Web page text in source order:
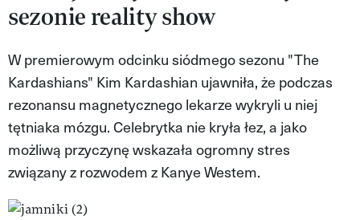
MAGAZYN VIVA!
sezonie reality show
W premierowym odcinku siódmego sezonu "The
Kardashians" Kim Kardashian ujawniła, że podczas
rezonansu magnetycznego lekarze wykryli u niej
tętniaka mózgu. Celebrytka nie kryła łez, a jako
możliwą przyczynę wskazała ogromny stres
związany z rozwodem z Kanye Westem.